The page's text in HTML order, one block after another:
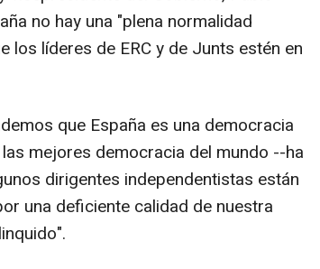
no hay una "plena normalidad
los líderes de ERC y de Junts estén en
que España es una democracia
mejores democracia del mundo --ha
dirigentes independentistas están
una deficiente calidad de nuestra